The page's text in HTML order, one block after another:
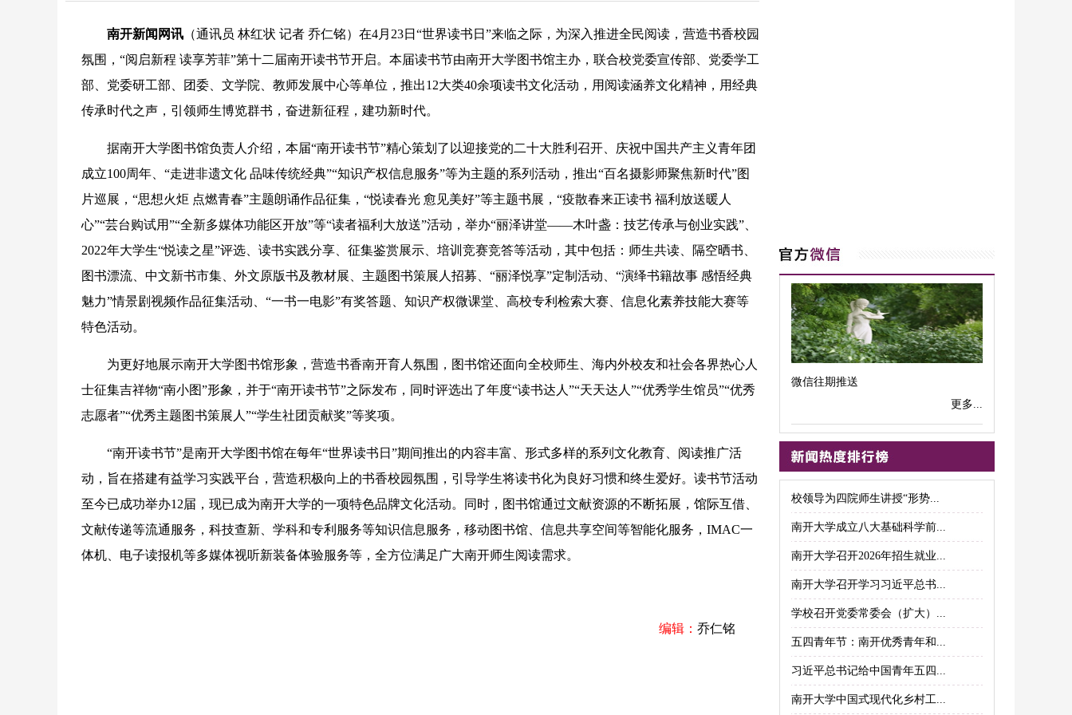
南开新闻网讯 （通讯员 林红状 记者 乔仁铭）在4月23日“世界读书日”来临之际，为深入推进全民阅读，营造书香校园
氛围，“阅启新程 读享芳菲”第十二届南开读书节开启。本届读书节由南开大学图书馆主办，联合校党委宣传部、党委学工
部、党委研工部、团委、文学院、教师发展中心等单位，推出12大类40余项读书文化活动，用阅读涵养文化精神，用经典
传承时代之声，引领师生博览群书，奋进新征程，建功新时代。
据南开大学图书馆负责人介绍，本届“南开读书节”精心策划了以迎接党的二十大胜利召开、庆祝中国共产主义青年团
成立100周年、“走进非遗文化 品味传统经典”“知识产权信息服务”等为主题的系列活动，推出“百名摄影师聚焦新时代”图
片巡展，“思想火炬 点燃青春”主题朗诵作品征集，“悦读春光 愈见美好”等主题书展，“疫散春来正读书 福利放送暖人
心”“芸台购试用”“全新多媒体功能区开放”等“读者福利大放送”活动，举办“丽泽讲堂——木叶盏：技艺传承与创业实践”、
2022年大学生“悦读之星”评选、读书实践分享、征集鉴赏展示、培训竞赛竞答等活动，其中包括：师生共读、隔空晒书、
图书漂流、中文新书市集、外文原版书及教材展、主题图书策展人招募、“丽泽悦享”定制活动、“演绎书籍故事 感悟经典
魅力”情景剧视频作品征集活动、“一书一电影”有奖答题、知识产权微课堂、高校专利检索大赛、信息化素养技能大赛等
特色活动。
为更好地展示南开大学图书馆形象，营造书香南开育人氛围，图书馆还面向全校师生、海内外校友和社会各界热心人
士征集吉祥物“南小图”形象，并于“南开读书节”之际发布，同时评选出了年度“读书达人”“天天达人”“优秀学生馆员”“优秀
志愿者”“优秀主题图书策展人”“学生社团贡献奖”等奖项。
“南开读书节”是南开大学图书馆在每年“世界读书日”期间推出的内容丰富、形式多样的系列文化教育、阅读推广活
动，旨在搭建有益学习实践平台，营造积极向上的书香校园氛围，引导学生将读书化为良好习惯和终生爱好。读书节活动
至今已成功举办12届，现已成为南开大学的一项特色品牌文化活动。同时，图书馆通过文献资源的不断拓展，馆际互借、
文献传递等流通服务，科技查新、学科和专利服务等知识信息服务，移动图书馆、信息共享空间等智能化服务，IMAC一
体机、电子读报机等多媒体视听新装备体验服务等，全方位满足广大南开师生阅读需求。
编辑： 乔仁铭
微信往期推送
更多...
校领导为四院师生讲授“形势...
南开大学成立八大基础科学前...
南开大学召开2026年招生就业...
南开大学召开学习习近平总书...
学校召开党委常委会（扩大）...
五四青年节：南开优秀青年和...
习近平总书记给中国青年五四...
南开大学中国式现代化乡村工...